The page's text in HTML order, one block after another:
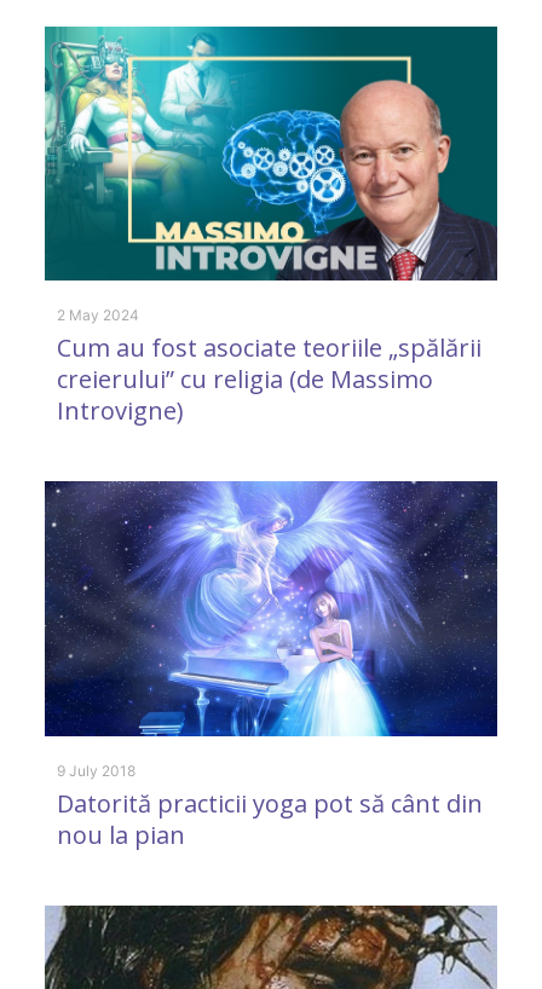
2 May 2024
Cum au fost asociate teoriile „spălării
creierului” cu religia (de Massimo
Introvigne)
9 July 2018
Datorită practicii yoga pot să cânt din
nou la pian